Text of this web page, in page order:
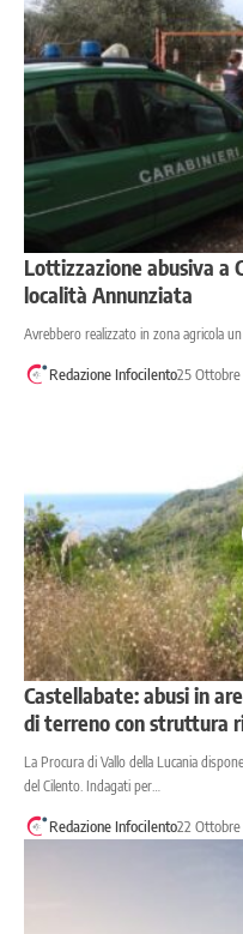
Lottizzazione abusiva a
località Annunziata
Avrebbero realizzato in zona agricola
Redazione Infocilento25
Castellabate: abusi in
di terreno con struttura
La Procura di Vallo della Lucania
del Cilento. Indagati per…
Redazione Infocilento22